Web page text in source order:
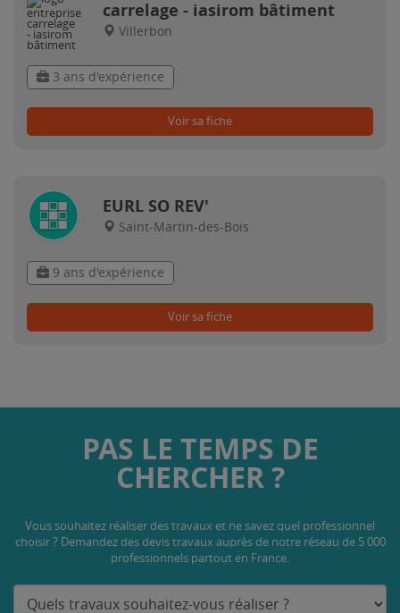
carrelage - iasirom bâtiment
Villerbon
3 ans d'expérience
Voir sa fiche
EURL SO REV'
Saint-Martin-des-Bois
9 ans d'expérience
Voir sa fiche
PAS LE TEMPS DE
CHERCHER ?
Vous souhaitez réaliser des travaux et ne savez quel professionnel
choisir ? Demandez des devis travaux auprès de notre réseau de 5 000
professionnels partout en France.